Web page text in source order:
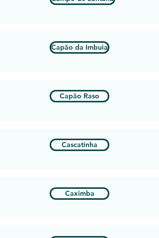
Capão da Imbuia
Capão Raso
Cascatinha
Caximba